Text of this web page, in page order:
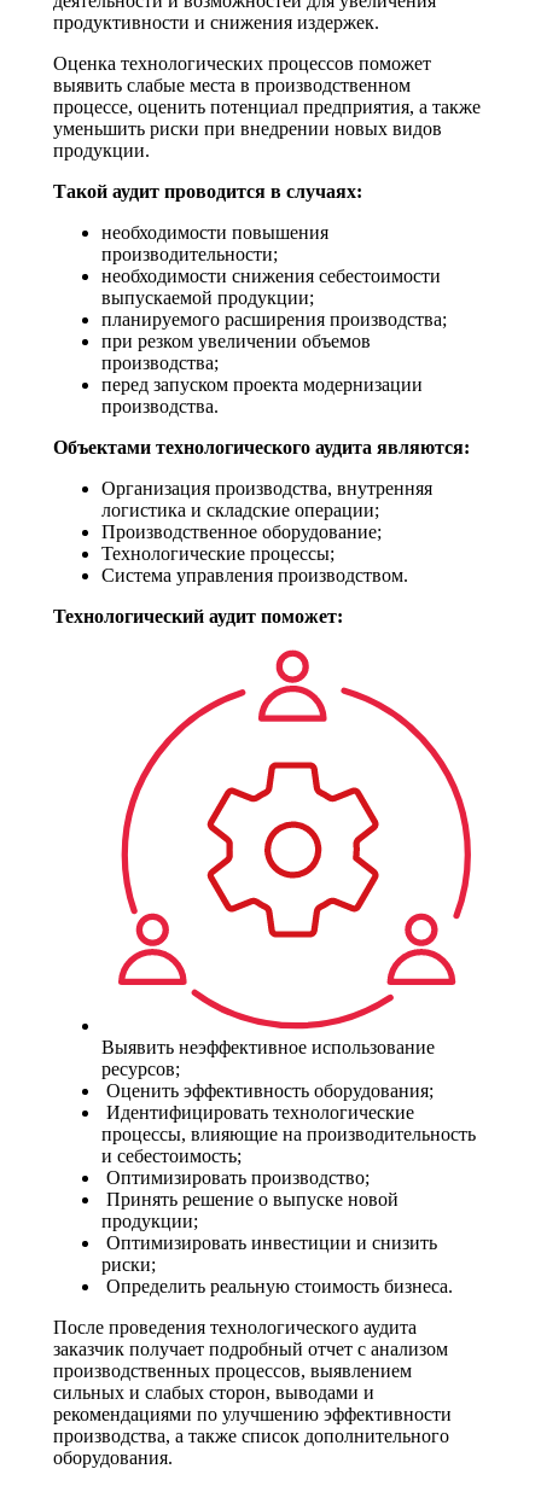
продуктивности и снижения издержек.
Оценка технологических процессов поможет
выявить слабые места в производственном
процессе, оценить потенциал предприятия, а также
уменьшить риски при внедрении новых видов
продукции.
Такой аудит проводится в случаях:
необходимости повышения
производительности;
необходимости снижения себестоимости
выпускаемой продукции;
планируемого расширения производства;
при резком увеличении объемов
производства;
перед запуском проекта модернизации
производства.
Объектами технологического аудита являются:
Организация производства, внутренняя
логистика и складские операции;
Производственное оборудование;
Технологические процессы;
Система управления производством.
Технологический аудит поможет:
Выявить неэффективное использование
ресурсов;
Оценить эффективность оборудования;
Идентифицировать технологические
процессы, влияющие на производительность
и себестоимость;
Оптимизировать производство;
Принять решение о выпуске новой
продукции;
Оптимизировать инвестиции и снизить
риски;
Определить реальную стоимость бизнеса.
После проведения технологического аудита
заказчик получает подробный отчет с анализом
производственных процессов, выявлением
сильных и слабых сторон, выводами и
рекомендациями по улучшению эффективности
производства, а также список дополнительного
оборудования.